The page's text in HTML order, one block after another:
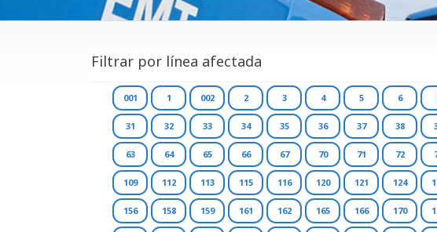
Filtrar por línea afectada
001 1 002 2 3 4 5 6
31 32 33 34 35 36 37 38
63 64 65 66 67 70 71 72
109 112 113 115 116 120 121 124
156 158 159 161 162 165 166 170